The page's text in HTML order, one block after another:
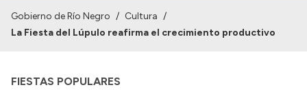
Gobierno de Río Negro / Cultura /
La Fiesta del Lúpulo reafirma el crecimiento productivo
FIESTAS POPULARES